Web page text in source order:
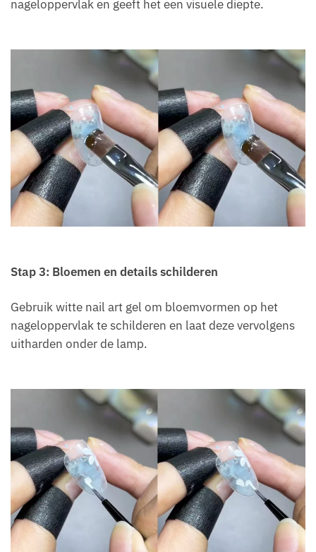
nageloppervlak en geeft het een visuele diepte.
Stap 3: Bloemen en details schilderen
Gebruik witte nail art gel om bloemvormen op het
nageloppervlak te schilderen en laat deze vervolgens
uitharden onder de lamp.